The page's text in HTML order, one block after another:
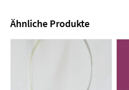
Ähnliche Produkte